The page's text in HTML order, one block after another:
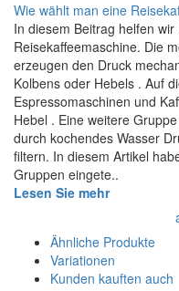
Wie wählt man eine
In diesem Beitrag helfen
Reisekaffeemaschine. Die
erzeugen den Druck
Kolbens oder Hebels . Auf
Espressomaschinen und
Hebel . Eine weitere
durch kochendes Wasser
filtern. In diesem Artikel
Gruppen eingete..
Lesen Sie mehr
Ähnliche Produkte
Variationen
Kunden kauften auch